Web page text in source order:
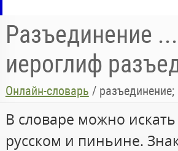
Разъединение
иероглиф
Онлайн-словарь /
В словаре можно
русском и пиньине.